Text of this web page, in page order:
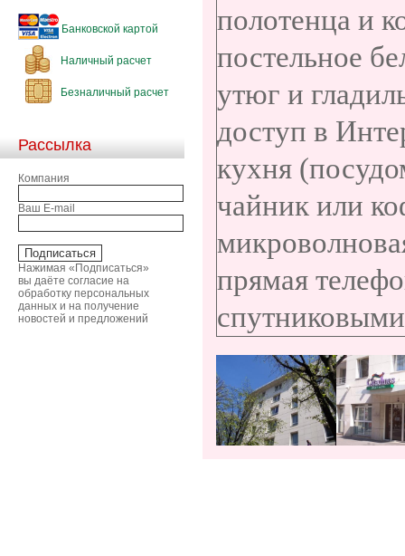
Банковской картой
Наличный расчет
Безналичный расчет
Рассылка
Компания
Ваш E-mail
Нажимая «Подписаться»
вы даёте согласие на
обработку персональных
данных и на получение
новостей и предложений
полотенца и
постельное
утюг и
доступ в
кухня
чайник или
прямая